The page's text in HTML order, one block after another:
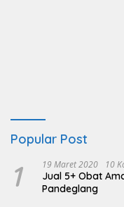
Popular Post
1 19 Maret 2020 10
Jual 5+ Obat
Pandeglang